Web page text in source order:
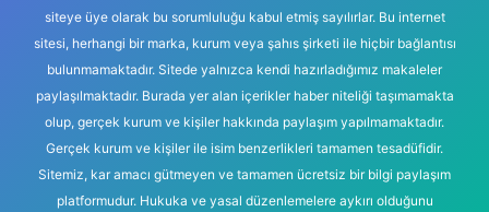
siteye üye olarak bu sorumluluğu kabul etmiş sayılırlar. Bu internet
sitesi, herhangi bir marka, kurum veya şahıs şirketi ile hiçbir bağlantısı
bulunmamaktadır. Sitede yalnızca kendi hazırladığımız makaleler
paylaşılmaktadır. Burada yer alan içerikler haber niteliği taşımamakta
olup, gerçek kurum ve kişiler hakkında paylaşım yapılmamaktadır.
Gerçek kurum ve kişiler ile isim benzerlikleri tamamen tesadüfidir.
Sitemiz, kar amacı gütmeyen ve tamamen ücretsiz bir bilgi paylaşım
platformudur. Hukuka ve yasal düzenlemelere aykırı olduğunu